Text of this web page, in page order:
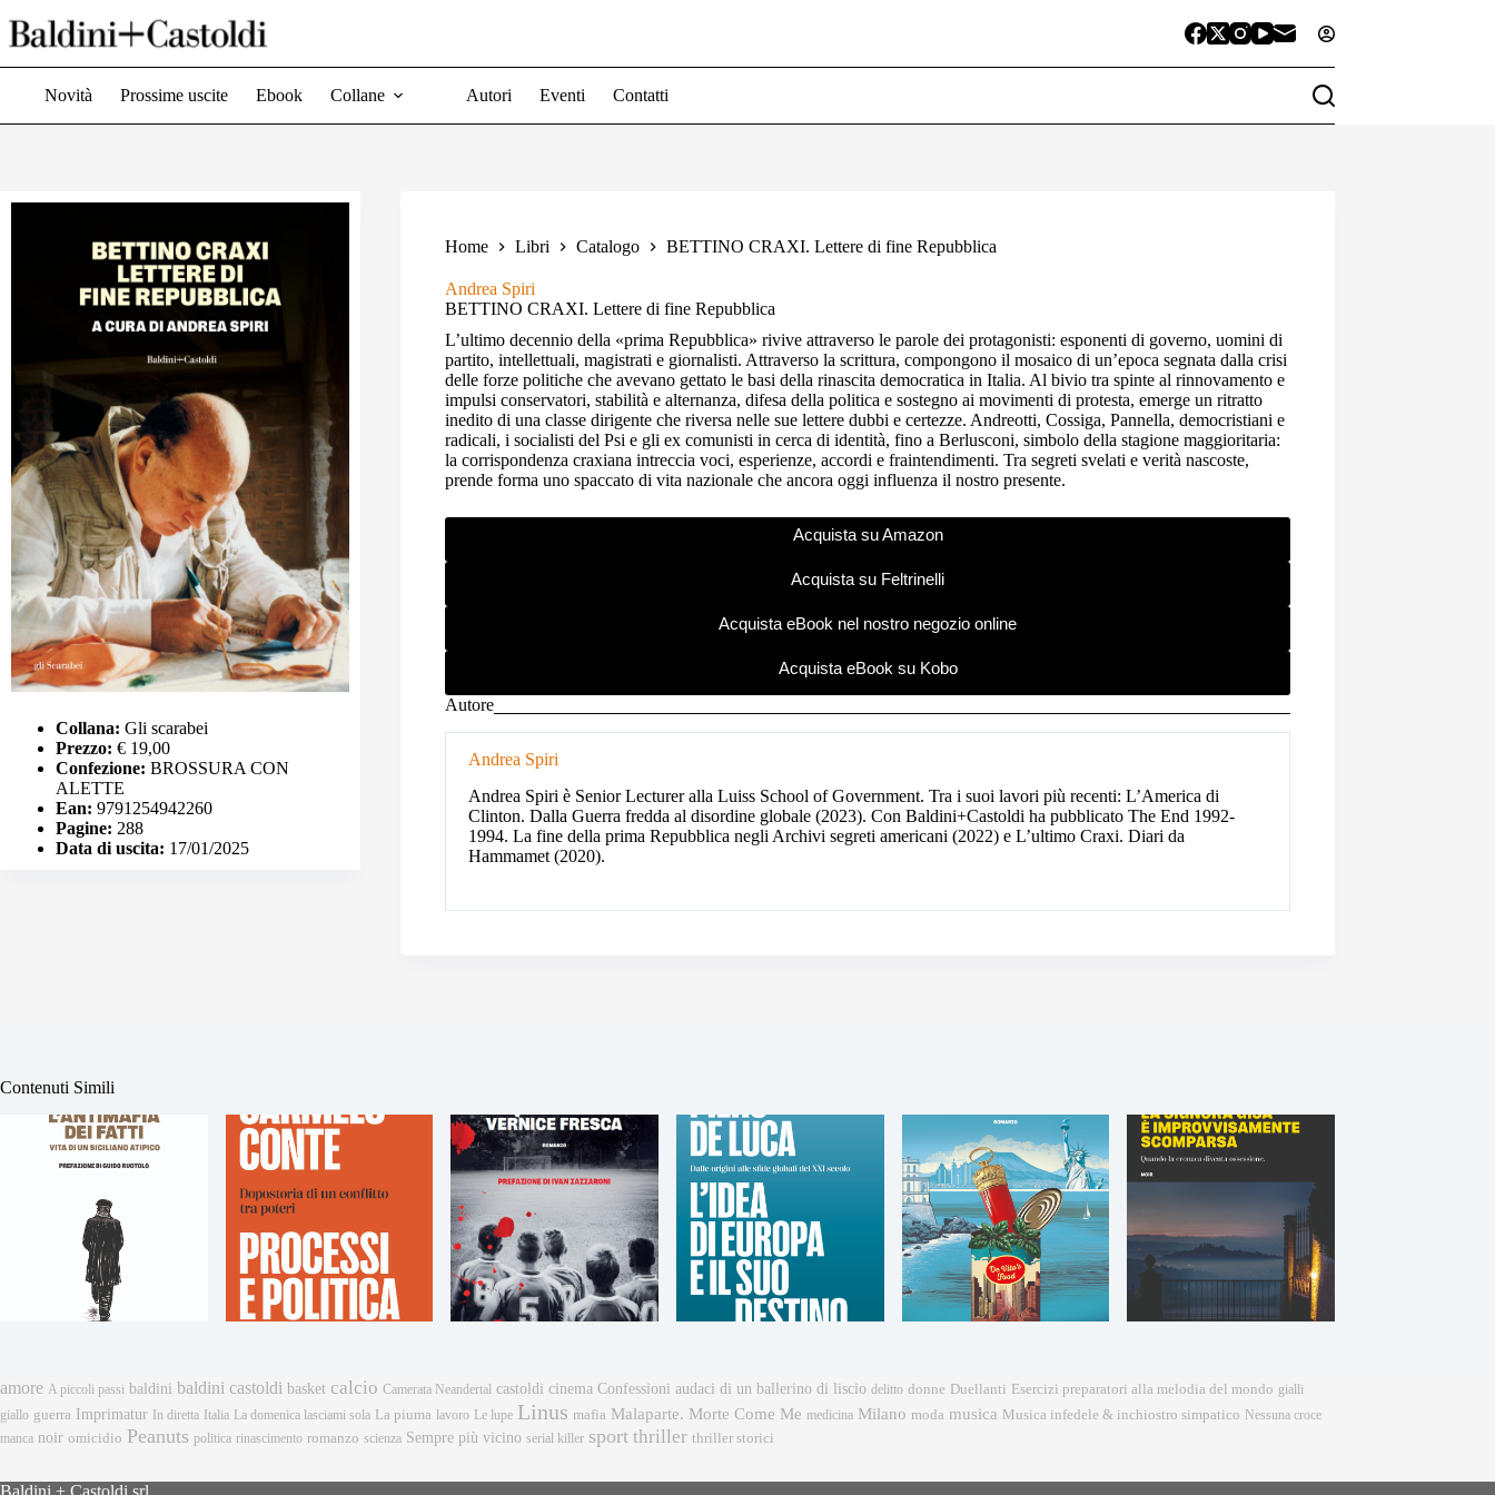
al
contenuto
Novità Prossime uscite Ebook Collane Autori Eventi Contatti
Home Libri Catalogo BETTINO CRAXI. Lettere di fine Repubblica
Andrea Spiri
BETTINO CRAXI. Lettere di fine Repubblica
L’ultimo decennio della «prima Repubblica» rivive attraverso le parole dei protagonisti: esponenti di governo, uomini di
partito, intellettuali, magistrati e giornalisti. Attraverso la scrittura, compongono il mosaico di un’epoca segnata dalla crisi
delle forze politiche che avevano gettato le basi della rinascita democratica in Italia. Al bivio tra spinte al rinnovamento e
impulsi conservatori, stabilità e alternanza, difesa della politica e sostegno ai movimenti di protesta, emerge un ritratto
inedito di una classe dirigente che riversa nelle sue lettere dubbi e certezze. Andreotti, Cossiga, Pannella, democristiani e
radicali, i socialisti del Psi e gli ex comunisti in cerca di identità, fino a Berlusconi, simbolo della stagione maggioritaria:
la corrispondenza craxiana intreccia voci, esperienze, accordi e fraintendimenti. Tra segreti svelati e verità nascoste,
prende forma uno spaccato di vita nazionale che ancora oggi influenza il nostro presente.
Acquista su Amazon
Acquista su Feltrinelli
Acquista eBook nel nostro negozio online
Acquista eBook su Kobo
Autore
Andrea Spiri
Andrea Spiri è Senior Lecturer alla Luiss School of Government. Tra i suoi lavori più recenti: L’America di
Clinton. Dalla Guerra fredda al disordine globale (2023). Con Baldini+Castoldi ha pubblicato The End 1992-
1994. La fine della prima Repubblica negli Archivi segreti americani (2022) e L’ultimo Craxi. Diari da
Hammamet (2020).
Collana: Gli scarabei
Prezzo: € 19,00
Confezione: BROSSURA CON
ALETTE
Ean: 9791254942260
Pagine: 288
Data di uscita: 17/01/2025
Contenuti Simili
amore A piccoli passi baldini baldini castoldi basket calcio Camerata Neandertal castoldi cinema Confessioni audaci di un ballerino di liscio delitto donne Duellanti Esercizi preparatori alla melodia del mondo gialli
giallo guerra Imprimatur In diretta Italia La domenica lasciami sola La piuma lavoro Le lupe Linus mafia Malaparte. Morte Come Me medicina Milano moda musica Musica infedele & inchiostro simpatico Nessuna croce
manca noir omicidio Peanuts politica rinascimento romanzo scienza Sempre più vicino serial killer sport thriller thriller storici